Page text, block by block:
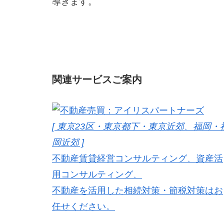
関連サービスご案内
[ 東京23区・東京都下・東京近郊、福岡・
岡近郊 ]
不動産賃貸経営コンサルティング、資産活
用コンサルティング、
不動産を活用した相続対策・節税対策はお
任せください。